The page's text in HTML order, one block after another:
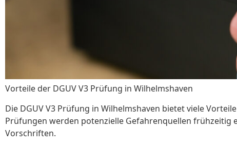
Vorteile der DGUV V3 Prüfung in Wilhelmshaven
Die DGUV V3 Prüfung in Wilhelmshaven bietet viele
Prüfungen werden potenzielle Gefahrenquellen
Vorschriften.